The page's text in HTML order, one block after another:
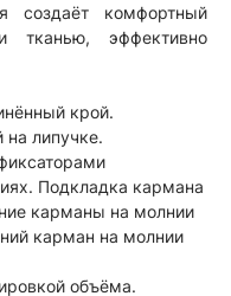
создаёт комфортный
эффективно
крой.
на липучке.
Подкладка кармана
карманы на молнии
карман на молнии
объёма.